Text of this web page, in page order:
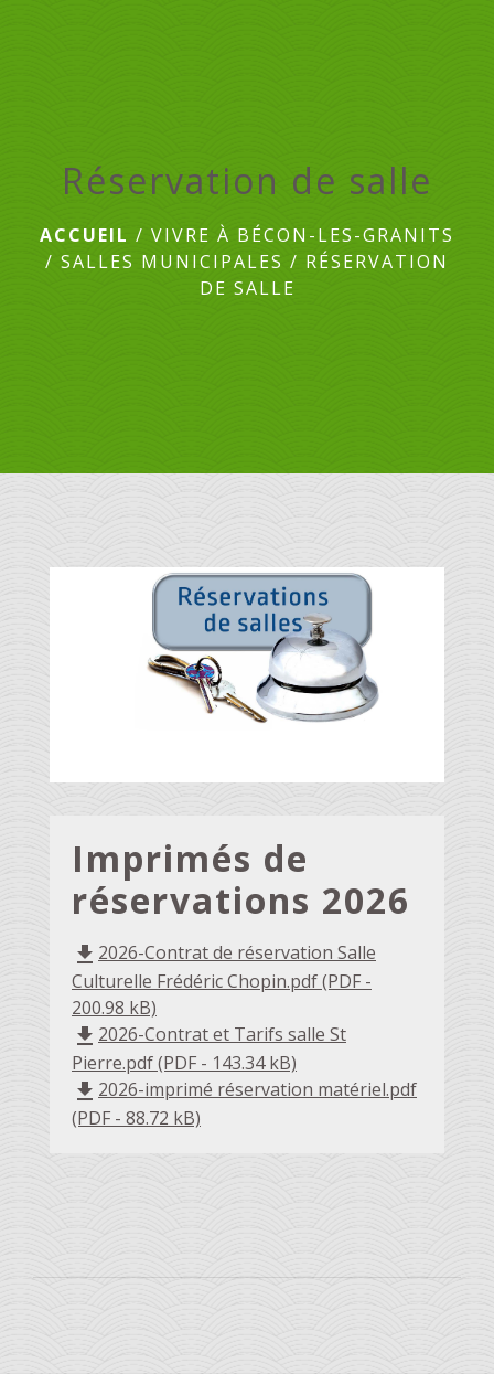
Réservation de salle
ACCUEIL / VIVRE À BÉCON-LES-GRANITS
/ SALLES MUNICIPALES / RÉSERVATION
DE SALLE
Imprimés de
réservations 2026
file_download 2026-Contrat de réservation Salle
Culturelle Frédéric Chopin.pdf (PDF -
200.98 kB)
file_download 2026-Contrat et Tarifs salle St
Pierre.pdf (PDF - 143.34 kB)
file_download 2026-imprimé réservation matériel.pdf
(PDF - 88.72 kB)